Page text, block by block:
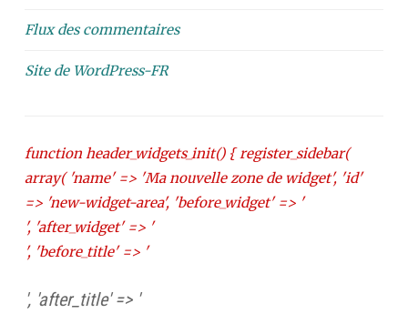
Flux des commentaires
Site de WordPress-FR
function header_widgets_init() { register_sidebar(
array( 'name' => 'Ma nouvelle zone de widget', 'id'
=> 'new-widget-area', 'before_widget' => '
', 'after_widget' => '
', 'before_title' => '
', 'after_title' => '